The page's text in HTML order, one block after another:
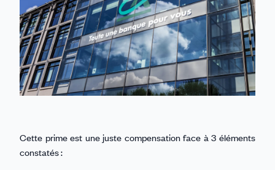
Cette prime est une juste compensation face à 3 éléments
constatés :